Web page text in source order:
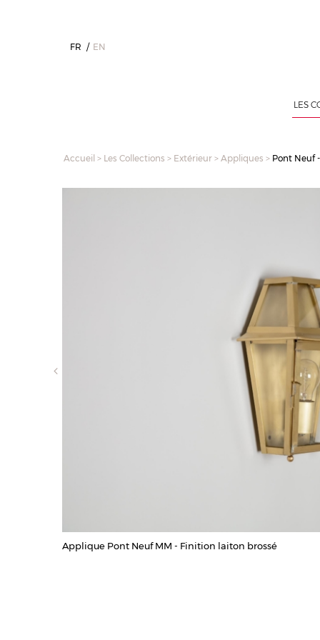
FR EN
LES
Accueil > Les Collections > Extérieur > Appliques >Pont Neuf
Applique Pont Neuf MM - Finition laiton brossé